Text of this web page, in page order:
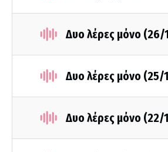
Δυο λέρες μόνο (26/
Δυο λέρες μόνο (25/
Δυο λέρες μόνο (22/